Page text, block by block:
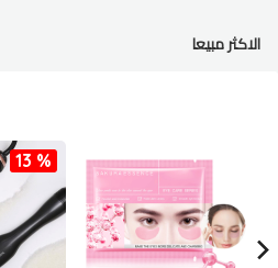
الاكثر مبيعا
13 %